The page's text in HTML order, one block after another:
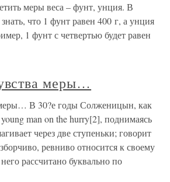
меры веса – фунт, унция. В
что 1 фунт равен 400 г, а унция
1 фунт с четвертью будет равен
меры…
В 30?е годы Солженицын, как
man on the hurry[2], поднимаясь
через две ступеньки; говорит
ревниво относится к своему
рассчитано буквально по